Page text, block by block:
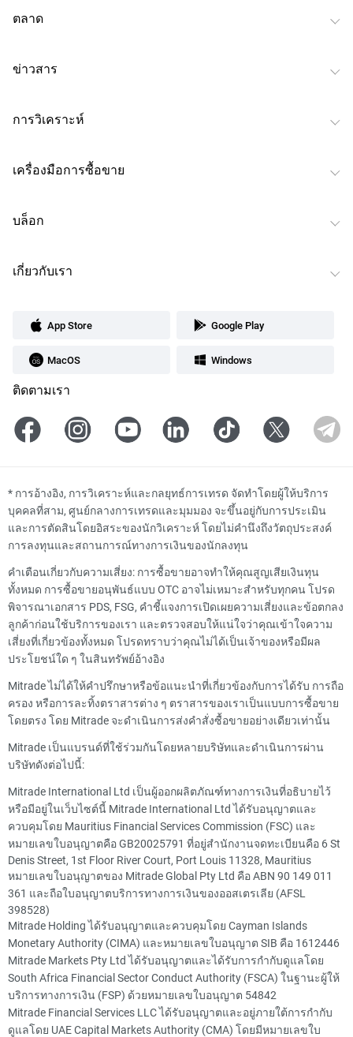
ตลาด
ข่าวสาร
การวิเคราะห์
เครื่องมือการซื้อขาย
บล็อก
เกี่ยวกับเรา
App Store Google Play
MacOS Windows
ติดตามเรา
* การอ้างอิง, การวิเคราะห์และกลยุทธ์การเทรด จัดทำโดยผู้ให้บริการ
บุคคลที่สาม, ศูนย์กลางการเทรดและมุมมอง จะขึ้นอยู่กับการประเมิน
และการตัดสินโดยอิสระของนักวิเคราะห์ โดยไม่คำนึงถึงวัตถุประสงค์
การลงทุนและสถานการณ์ทางการเงินของนักลงทุน
คำเตือนเกี่ยวกับความเสี่ยง: การซื้อขายอาจทำให้คุณสูญเสียเงินทุน
ทั้งหมด การซื้อขายอนุพันธ์แบบ OTC อาจไม่เหมาะสำหรับทุกคน โปรด
พิจารณาเอกสาร PDS, FSG, คำชี้แจงการเปิดเผยความเสี่ยงและข้อตกลง
ลูกค้าก่อนใช้บริการของเรา และตรวจสอบให้แน่ใจว่าคุณเข้าใจความ
เสี่ยงที่เกี่ยวข้องทั้งหมด โปรดทราบว่าคุณไม่ได้เป็นเจ้าของหรือมีผล
ประโยชน์ใด ๆ ในสินทรัพย์อ้างอิง
Mitrade ไม่ได้ให้คำปรึกษาหรือข้อแนะนำที่เกี่ยวข้องกับการได้รับ การถือ
ครอง หรือการละทิ้งตราสารต่าง ๆ ตราสารของเราเป็นแบบการซื้อขาย
โดยตรง โดย Mitrade จะดำเนินการส่งคำสั่งซื้อขายอย่างเดียวเท่านั้น
Mitrade เป็นแบรนด์ที่ใช้ร่วมกันโดยหลายบริษัทและดำเนินการผ่าน
บริษัทดังต่อไปนี้:
Mitrade International Ltd เป็นผู้ออกผลิตภัณฑ์ทางการเงินที่อธิบายไว้
หรือมีอยู่ในเว็บไซต์นี้ Mitrade International Ltd ได้รับอนุญาตและ
ควบคุมโดย Mauritius Financial Services Commission (FSC) และ
หมายเลขใบอนุญาตคือ GB20025791 ที่อยู่สำนักงานจดทะเบียนคือ 6 St
Denis Street, 1st Floor River Court, Port Louis 11328, Mauritius
หมายเลขใบอนุญาตของ Mitrade Global Pty Ltd คือ ABN 90 149 011
361 และถือใบอนุญาตบริการทางการเงินของออสเตรเลีย (AFSL
398528)
Mitrade Holding ได้รับอนุญาตและควบคุมโดย Cayman Islands
Monetary Authority (CIMA) และหมายเลขใบอนุญาต SIB คือ 1612446
Mitrade Markets Pty Ltd ได้รับอนุญาตและได้รับการกำกับดูแลโดย
South Africa Financial Sector Conduct Authority (FSCA) ในฐานะผู้ให้
บริการทางการเงิน (FSP) ด้วยหมายเลขใบอนุญาต 54842
Mitrade Financial Services LLC ได้รับอนุญาตและอยู่ภายใต้การกำกับ
ดูแลโดย UAE Capital Markets Authority (CMA) โดยมีหมายเลขใบ